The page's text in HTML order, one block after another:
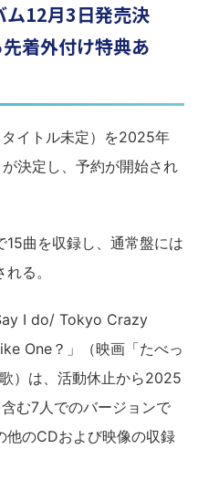
12月3日発売決
着外付け特典あ
イトル未定）を2025年
決定し、予約が開始され
曲を収録し、通常盤には
る。
I do/ Tokyo Crazy
One？」（映画「たべっ
）は、活動休止から2025
む7人でのバージョンで
他のCDおよび映像の収録